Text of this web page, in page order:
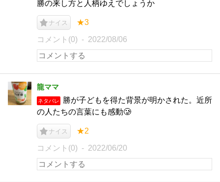
勝の来し方と人柄ゆえでしょうか
ナイス ★3
コメント(0) 2022/08/06
龍ママ
ネタバレ
勝が子どもを得た背景が明かされた。近所
の人たちの言葉にも感動🥲
ナイス ★2
コメント(0) 2022/06/20